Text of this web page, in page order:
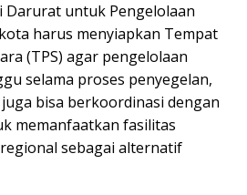
Darurat untuk Pengelolaan
harus menyiapkan Tempat
(TPS) agar pengelolaan
selama proses penyegelan,
bisa berkoordinasi dengan
memanfaatkan fasilitas
sebagai alternatif